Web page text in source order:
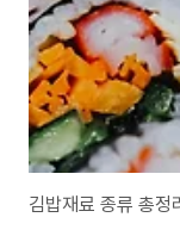
김밥재료 종류 총